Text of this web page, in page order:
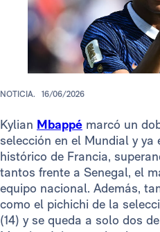
NOTICIA. 16/06/2026
Kylian Mbappé marcó un
selección en el Mundial y ya
histórico de Francia,
tantos frente a Senegal, el
equipo nacional. Además,
como el pichichi de la
(14) y se queda a solo dos